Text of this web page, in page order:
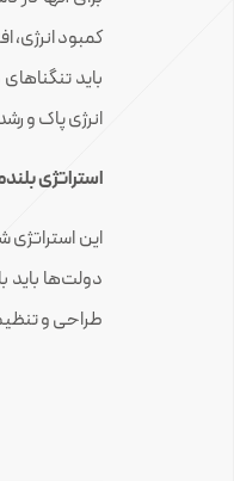
کمبود انرژی،
باید
انرژی پاک و
استراتژی
این استراتژی
دولت‌ها باید
طراحی و